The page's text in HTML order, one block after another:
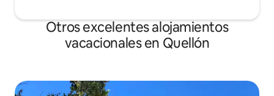
Otros excelentes alojamientos
vacacionales en Quellón